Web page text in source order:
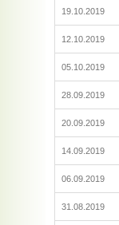
19.10.2019
12.10.2019
05.10.2019
28.09.2019
20.09.2019
14.09.2019
06.09.2019
31.08.2019